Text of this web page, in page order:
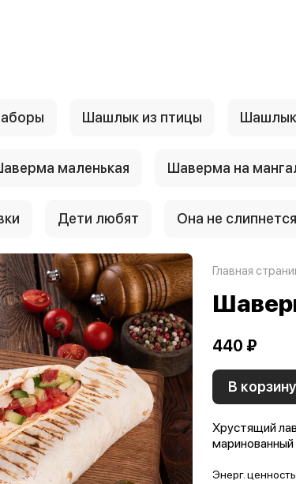
Шашлык из птицы Шашлык
маленькая Шаверма на
Дети любят Она не слипнется
Главная
440 ₽
В корзину
Хрустящий
Энерг. ценность